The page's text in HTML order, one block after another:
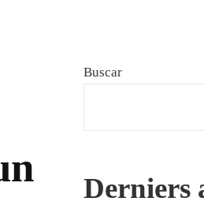
Buscar
Derniers